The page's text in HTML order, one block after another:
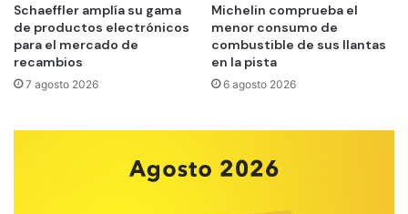
Schaeffler amplía su gama
de productos electrónicos
para el mercado de
recambios
7 agosto 2026
Michelin comprueba el
menor consumo de
combustible de sus llantas
en la pista
6 agosto 2026